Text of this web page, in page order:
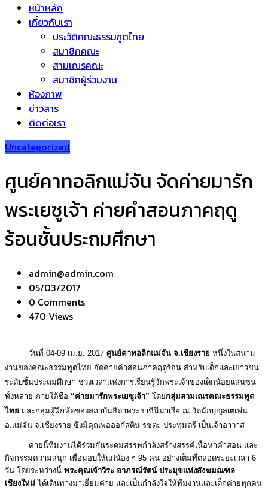
หน้าหลัก
เกี่ยวกับเรา
ประวัติคณะธรรมฑูตไทย
สมาชิกคณะ
สามเณรคณะ
สมาชิกผู้ร่วมงาน
ห้องภาพ
ข่าวสาร
ติดต่อเรา
Uncategorized
ศูนย์คาทอลิกแม่จัน จัดค่ายมารัก
พระเยซูเจ้า ค่ายคำสอนภาคฤดู
ร้อนชั้นประถมศึกษา
admin@admin.com
05/03/2017
0 Comments
470 Views
วันที่ 04-09 เม.ย. 2017 ศูนย์คาทอลิกแม่จัน จ.เชียงราย หนึ่งในสนาม
งานของคณะธรรมทูตไทย จัดค่ายคำสอนภาคฤดูร้อน สำหรับเด็กและเยาวชน
ระดับชั้นประถมศึกษา ช่วงเวลาแห่งการเรียนรู้จักพระเจ้าของเด็กน้อยแสนซน
ทั้งหลาย ภายใต้ชื่อ “ค่ายมารักพระเยซูเจ้า” โดยกลุ่มสามเณรคณะธรรมทูต
ไทย และกลุ่มผู้ฝึกหัดของสถาบันธิดาพระราชินีมาเรีย ณ วัดนักบุญสเตเฟน
อ.แม่จัน จ.เชียงราย ซึ่งมีคุณพ่อออกัสติน รชตะ ประทุมตรี เป็นเจ้าอาวาส
ค่ายนี้ทีมงานได้ร่วมกันระดมสรรพกำลังสร้างสรรค์เนื้อหาคำสอน และ
กิจกรรมความสนุก เพื่อมอบให้แก่น้อง ๆ 95 คน อย่างเต็มที่ตลอดระยะเวลา 6
วัน โดยระหว่างนี้ พระคุณเจ้าวีระ อาภรณ์รัตน์ ประมุขแห่งสังฆมณฑล
เชียงใหม่ ได้เดินทางมาเยี่ยมค่าย และเป็นกำลังใจให้ทีมงานและเด็กค่ายทุกคน